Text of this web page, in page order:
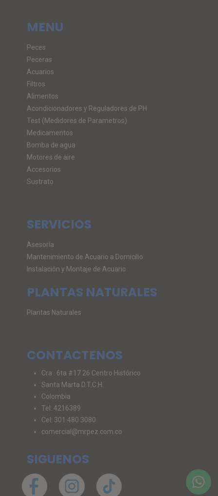
MENU
Peces
Peceras
Acuarios
Filtros
Alimentos
Acondicionadores y Reguladores de PH
Test (Medidores de Parametros)
Medicamentos
Bomba de agua
Motores de aire
Accesorios
Sustrato
SERVICIOS
Asesoría
Mantenimiento de Acuario a Domicilio
Instalación y Montaje de Acuario
PLANTAS NATURALES
Plantas Naturales
CONTACTENOS
Cra . 6ta #17 26 Centro Histórico
Santa Marta D.T.C.H.
Colombia
Tel: 4216389
Cel: 301 480 3080
comercial@mrpez.com.co
SIGUENOS